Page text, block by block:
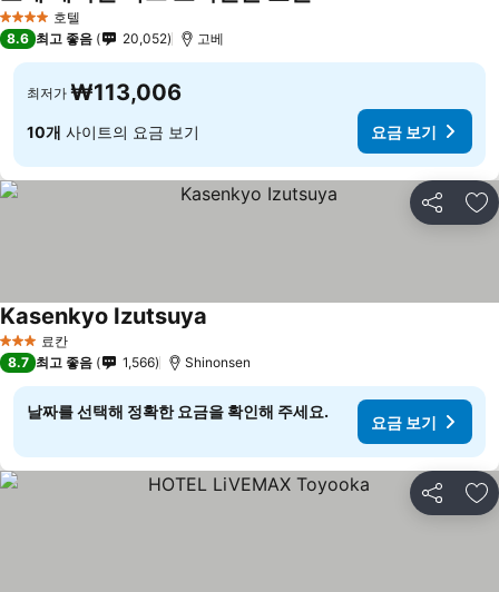
4 성급 호텔
8.6 최고 좋음 20,052 고베
최저가 ₩113,006
10개 사이트의 요금 보기 요금 보기
공유 즐
3 성급 료칸
Kasenkyo Izutsuya
8.7 최고 좋음 1,566 Shinonsen
날짜를 선택해 정확한 요금을 확인해 주세요.
요금 보기
공유 즐